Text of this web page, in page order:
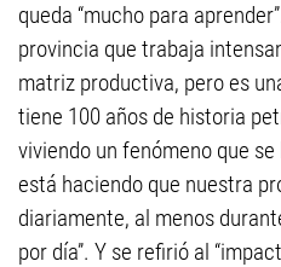
queda “mucho para
provincia que trabaja
matriz productiva, pero es
tiene 100 años de historia
viviendo un fenómeno que
está haciendo que nuestra
diariamente, al menos
por día”. Y se refirió al